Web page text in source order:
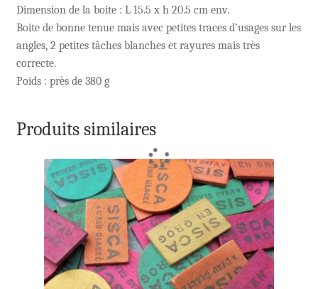
Dimension de la boite : L 15.5 x h 20.5 cm env.
Boite de bonne tenue mais avec petites traces d’usages sur les
angles, 2 petites tâches blanches et rayures mais très
correcte.
Poids : près de 380 g
Produits similaires